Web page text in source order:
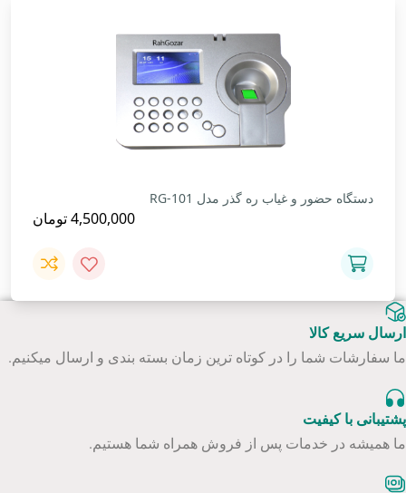
دستگاه حضور و غیاب ره گذر مدل RG-101
4,500,000تومان
ارسال سریع کالا
ما سفارشات شما را در کوتاه ترین زمان بسته بندی و ارسال میکنیم.
پشتیبانی با کیفیت
ما همیشه در خدمات پس از فروش همراه شما هستیم.